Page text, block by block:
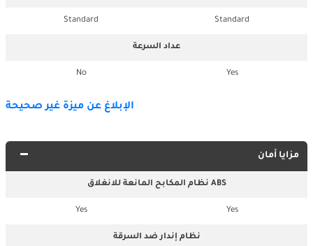
Standard
Standard
عداد السرعة
Yes
No
الإبلاغ عن ميزة غير صحيحة
مزايا أمان
نظام المكابح المانعة للانغلاق ABS
Yes
Yes
نظام إندار ضد السرقة